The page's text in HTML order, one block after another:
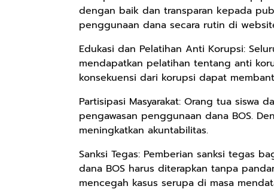
dengan baik dan transparan kepada
penggunaan dana secara rutin di
Edukasi dan Pelatihan Anti Korupsi:
mendapatkan pelatihan tentang anti
konsekuensi dari korupsi dapat
Partisipasi Masyarakat: Orang tua siswa
pengawasan penggunaan dana BOS.
meningkatkan akuntabilitas.
Sanksi Tegas: Pemberian sanksi tegas
dana BOS harus diterapkan tanpa
mencegah kasus serupa di masa
The Shadow
Khight |
Google Book
Suku Dayak
Borneo
Google Book